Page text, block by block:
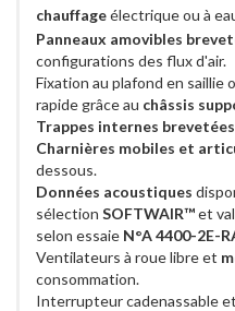
chauffageélectrique ou à
Panneaux amovibles
configurations des flux d'air.
Fixation au plafond en saillie
rapide grâce au châssis
Trappes internes brevetées
Charnières mobiles et
dessous.
Données acoustiques
sélection SOFTWAIR™et
selon essaie N°A 4400-2E-
Ventilateurs à roue libre et
consommation.
Interrupteur cadenassable